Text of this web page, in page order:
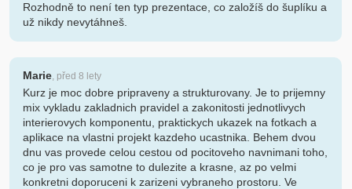
Rozhodně to není ten typ prezentace, co založíš do šuplíku a
už nikdy nevytáhneš.
Marie, před 8 lety
Kurz je moc dobre pripraveny a strukturovany. Je to prijemny
mix vykladu zakladnich pravidel a zakonitosti jednotlivych
interierovych komponentu, praktickych ukazek na fotkach a
aplikace na vlastni projekt kazdeho ucastnika. Behem dvou
dnu vas provede celou cestou od pocitoveho navnimani toho,
co je pro vas samotne to dulezite a krasne, az po velmi
konkretni doporuceni k zarizeni vybraneho prostoru. Ve